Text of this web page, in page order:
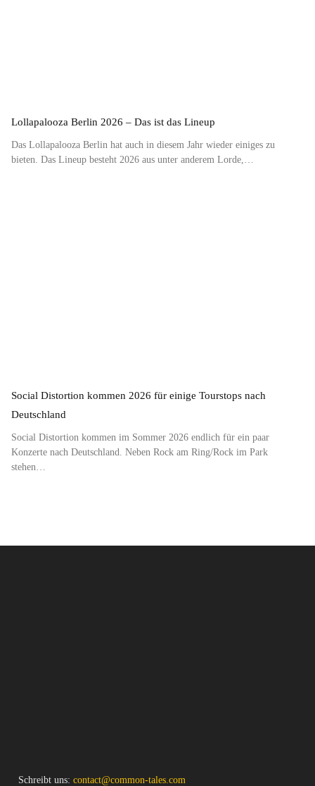
Lollapalooza Berlin 2026 – Das ist das Lineup
Das Lollapalooza Berlin hat auch in diesem Jahr wieder einiges zu
bieten. Das Lineup besteht 2026 aus unter anderem Lorde,…
Social Distortion kommen 2026 für einige Tourstops nach
Deutschland
Social Distortion kommen im Sommer 2026 endlich für ein paar
Konzerte nach Deutschland. Neben Rock am Ring/Rock im Park
stehen…
Schreibt uns:contact@common-tales.com